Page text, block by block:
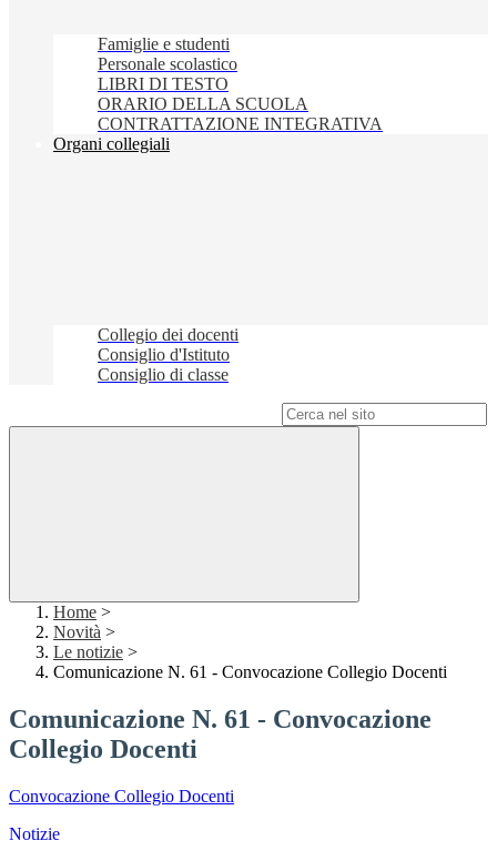
Famiglie e studenti
Personale scolastico
LIBRI DI TESTO
ORARIO DELLA SCUOLA
CONTRATTAZIONE INTEGRATIVA
Organi collegiali
Collegio dei docenti
Consiglio d'Istituto
Consiglio di classe
Home >
Novità >
Le notizie >
Comunicazione N. 61 - Convocazione Collegio Docenti
Comunicazione N. 61 - Convocazione
Collegio Docenti
Convocazione Collegio Docenti
Notizie